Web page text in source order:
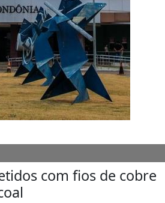
com fios de cobre